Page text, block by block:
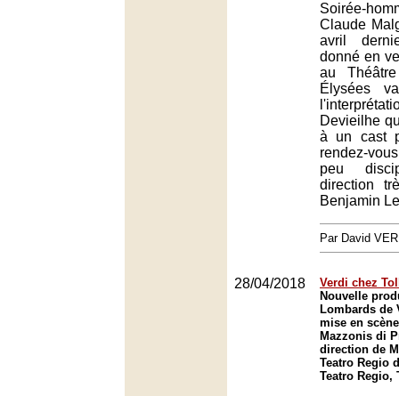
Soirée-
Claude
avril
donné en
au
Élysées
Devieilhe
à un cast
rendez-
peu
direction
Benjamin
Par David
28/04/2018
Verdi chez
Nouvelle
Lombards de
mise en
Mazzonis di
direction de
Teatro Regio
Teatro Regio,